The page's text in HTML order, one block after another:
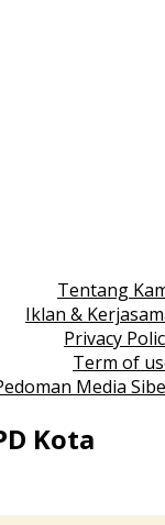
Tentang
Iklan &
Privacy
Term of
Media
Kota